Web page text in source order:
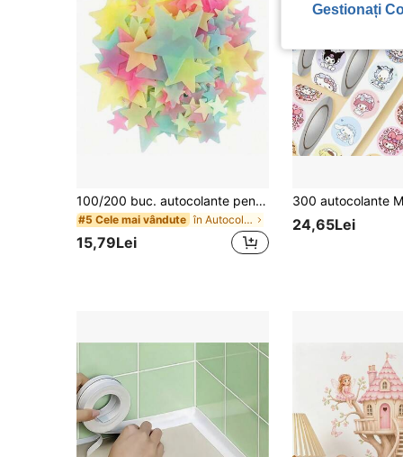
100/200 buc. autocolante pentru perete în formă de stele fosforescente, decalcomanii fluorescente pentru perete și tavan, fac dormitorul să strălucească ca cerul de noapte, decor pentru dormitor, decorațiune pentru casă
#5 Cele mai vândute în Autocolante strălucitoare
15,79Lei
24,65Lei
Gestionați